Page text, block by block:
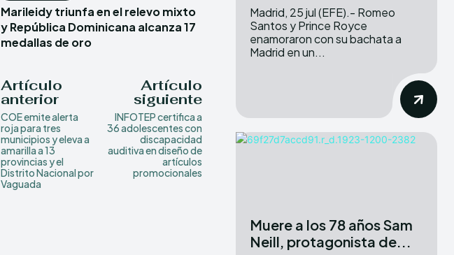
Marileidy triunfa en el relevo mixto
y República Dominicana alcanza 17
medallas de oro
Artículo
anterior
COE emite alerta
roja para tres
municipios y eleva a
amarilla a 13
provincias y el
Distrito Nacional por
Vaguada
Artículo
siguiente
INFOTEP certifica a
36 adolescentes con
discapacidad
auditiva en diseño de
artículos
promocionales
Madrid, 25 jul (EFE).- Romeo
Santos y Prince Royce
enamoraron con su bachata a
Madrid en un...
Muere a los 78 años Sam
Neill, protagonista de...